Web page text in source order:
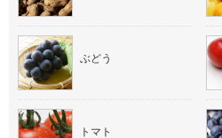
ぶどう
トマト